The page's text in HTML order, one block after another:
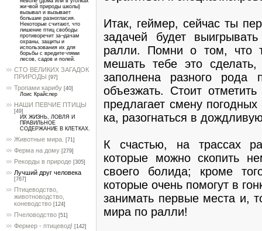
жи¬вой природы школы)
вызывал и вызывает
большие разногласия.
Некоторые считают, что
лишение птиц свободы
противоречит за¬дачам
охраны, защиты и
использования их для
борьбы с вредите¬лями
лесов, садов и полей.
СТО ВЕЛИКИХ ЗАГАДОК
ПРИРОДЫ [97]
Тропами карибу [40]
Лоис Крайслер
НАШИ ПЕВЧИЕ ПТИЦЫ
[49]
ИХ ЖИЗНЬ, ЛОВЛЯ И
ПРАВИЛЬНОЕ
СОДЕРЖАНИЕ В КЛЕТКАХ.
Животные мира. [71]
Ферма на дому [279]
Рекорды в природе [305]
Лучший друг человека
[767]
Птицеводство,
животноводство,
коневодство [124]
Пчеловодство [51]
Фермер - птицевод! [142]
Итак, геймер, сейчас ты
задачей будет
ралли. Помни о том, что
мешать тебе это
заполнена разного рода
объезжать. Стоит
предлагает смену
ка, разогнаться в
К счастью, на трассах
которые можно скопить
своего болида; кроме
которые очень помогут в
занимать первые места и,
мира по ралли!